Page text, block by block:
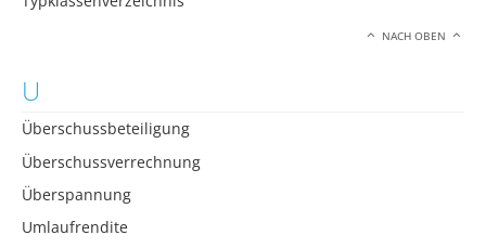
NACH OBEN
U
Überschussbeteiligung
Überschussverrechnung
Überspannung
Umlaufrendite